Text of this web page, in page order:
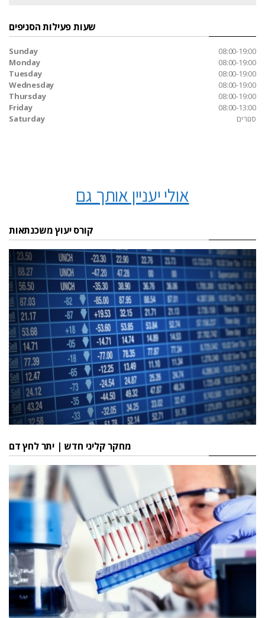
שעות פעילות הסניפים
Sunday
08:00-19:00
Monday
08:00-19:00
Tuesday
08:00-19:00
Wednesday
08:00-19:00
Thursday
08:00-19:00
Friday
08:00-13:00
Saturday
סגורים
אולי יעניין אותך גם
קורס יעוץ משכנתאות
מחקר קליני חדש | יתר לחץ דם